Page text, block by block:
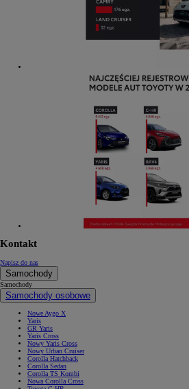
Kontakt
Napisz do nas
Samochody
Samochody
Samochody osobowe
Nowe Aygo X
Yaris
GR Yaris
Yaris Cross
Nowy Yaris Cross
Nowy Urban Cruiser
Corolla Hatchback
Corolla Sedan
Corolla TS Kombi
Nowa Corolla Cross